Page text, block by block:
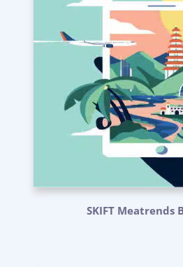
SKIFT Meatrends